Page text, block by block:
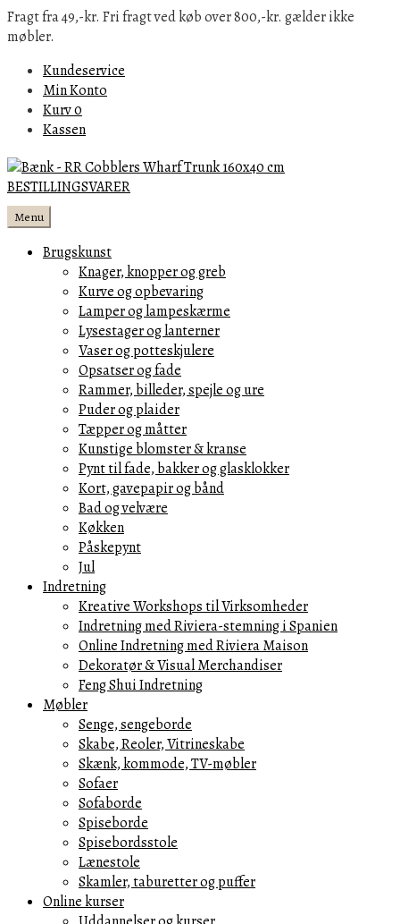
Fragt fra 49,-kr. Fri fragt ved køb over 800,-kr. gælder ikke
møbler.
Kundeservice
Min Konto
Kurv0
Kassen
Menu
Brugskunst
Knager, knopper og greb
Kurve og opbevaring
Lamper og lampeskærme
Lysestager og lanterner
Vaser og potteskjulere
Opsatser og fade
Rammer, billeder, spejle og ure
Puder og plaider
Tæpper og måtter
Kunstige blomster & kranse
Pynt til fade, bakker og glasklokker
Kort, gavepapir og bånd
Bad og velvære
Køkken
Påskepynt
Jul
Indretning
Kreative Workshops til Virksomheder
Indretning med Riviera-stemning i Spanien
Online Indretning med Riviera Maison
Dekoratør & Visual Merchandiser
Feng Shui Indretning
Møbler
Senge, sengeborde
Skabe, Reoler, Vitrineskabe
Skænk, kommode, TV-møbler
Sofaer
Sofaborde
Spiseborde
Spisebordsstole
Lænestole
Skamler, taburetter og puffer
Online kurser